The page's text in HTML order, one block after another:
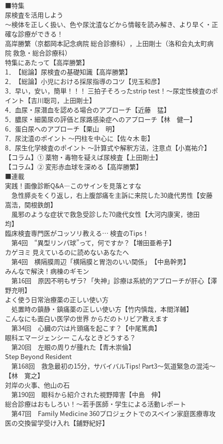
■特集
尿検査を活用しよう
〜検体を正しく扱い、色や尿沈渣などから情報を読み解き、より早く・正
確な診療ができる！
高岸勝繁（京都岡本記念病院 総合診療科），上田剛士（洛和会丸太町病
院 救急・総合診療科）
特集にあたって【高岸勝繁】
1．【総論】尿検査の基礎知識【高岸勝繁】
2．【総論】小児における採尿指導のコツ【児玉和彦】
3．早い，安い，簡単！！！ 三拍子そろったstrip test！〜尿定性検査のポ
イント【吉川聡司，上田剛士】
4．血尿・尿潜血を認める場合のアプローチ【近藤 猛】
5．膿尿・細菌尿の評価と尿路感染症へのアプローチ【林 健一】
6．蛋白尿へのアプローチ【栗山 明】
7．尿沈渣のポイント ～円柱を中心に【佐々木 彰】
8．尿生化学検査のポイント ～計算式や解釈方法，注意点【小嶌祐介】
【コラム】① 薬物・毒物を疑えば尿検査【上田剛士】
【コラム】② 変形赤血球を深める【高岸勝繁】
■連載
実践！画像診断Q&A―このサインを見落とすな
急性膵炎をくり返し，右上腹部痛を主訴に来院した30歳代男性【安藤
嵩浩，関根鉄朗】
風邪のような症状で救急受診した70歳代女性【大河内康実，徳田
均】
臨床検査専門医がコッソリ教える… 検査のTips！
第4回 “異型リンパ球”って，何ですか？【増田亜希子】
カゲヨミ 見えているのに読めないあなたへ
第4回 横隔膜周辺「横隔膜と胃泡のいい関係」【中島幹男】
みんなで解決！病棟のギモン
第16回 原因不明もザラ? 「失神」診療は系統的アプローチが肝心【澤
野充明】
よく使う日常治療薬の正しい使い方
処置時の鎮静・鎮痛薬の正しい使い方【竹内慎哉，本間洋輔】
こんなにも面白い医学の世界 からだのトリビア教えます
第34回 心臓の穴は片頭痛を起こす？【中尾篤典】
眼科エマージェンシー こんなときどうする？
第20回 左眼の周りが腫れた【青木崇倫】
Step Beyond Resident
第168回 救急最初の15分，サバイバルTips! Part3〜気道緊急の混沌〜
【林 寛之】
対岸の火事、他山の石
第190回 眼科から紹介された視野障害【中島 伸】
総合診療はおもしろい！〜若手医師・学生による活動レポート
第47回 Family Medicine 360プロジェクトでのスペイン家庭医療専攻
医の交換留学受け入れ【鋪野紀好】